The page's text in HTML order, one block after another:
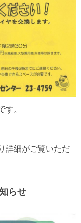
す。
詳細がご覧いただ
らせ